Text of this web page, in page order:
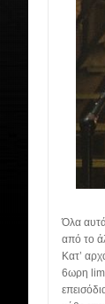
Όλα
από το
Κατ’
6ωρη